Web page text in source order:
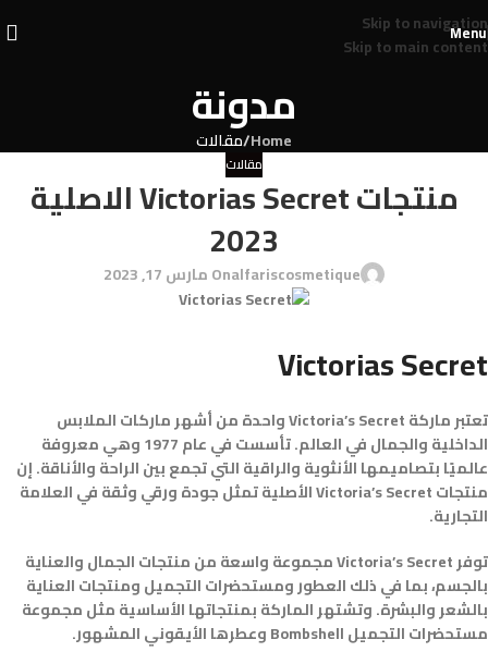
Skip to navigation
Skip to main content
Menu
مدونة
Home
/مقالات
مقالات
منتجات Victorias Secret الاصلية
2023
alfariscosmetiqueOn مارس 17, 2023
Victorias Secret
تعتبر ماركة Victoria’s Secret واحدة من أشهر ماركات الملابس
الداخلية والجمال في العالم. تأسست في عام 1977 وهي معروفة
عالميًا بتصاميمها الأنثوية والراقية التي تجمع بين الراحة والأناقة. إن
منتجات Victoria’s Secret الأصلية تمثل جودة ورقي وثقة في العلامة
التجارية.
توفر Victoria’s Secret مجموعة واسعة من منتجات الجمال والعناية
بالجسم، بما في ذلك العطور ومستحضرات التجميل ومنتجات العناية
بالشعر والبشرة. وتشتهر الماركة بمنتجاتها الأساسية مثل مجموعة
مستحضرات التجميل Bombshell وعطرها الأيقوني المشهور.